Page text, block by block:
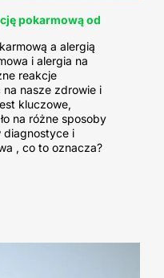
pokarmową od
a alergią
i alergia na
reakcje
na nasze zdrowie i
kluczowe,
na różne sposoby
diagnostyce i
, co to oznacza?